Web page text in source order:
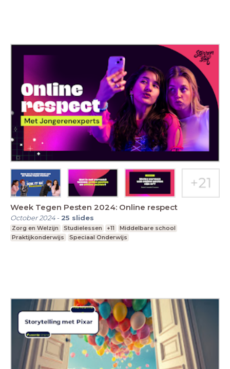
Week Tegen Pesten 2024: Online respect
October 2024- 25 slides
Zorg en Welzijn Studielessen +11
Middelbare school
Praktijkonderwijs
Speciaal Onderwijs